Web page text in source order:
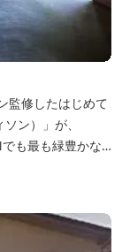
監修したはじめて
ン）」が、